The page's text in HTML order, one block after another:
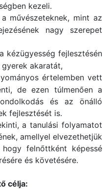
kezeli.
művészeteknek, mint az
nagy szerepet
kézügyesség fejlesztésén
akaratát,
értelemben vett
de ezen túlmenően a
és az önálló
fejlesztését is.
a tanulási folyamatot
amellyel elvezethetjük
felnőttként képessé
és követésére.
célja: